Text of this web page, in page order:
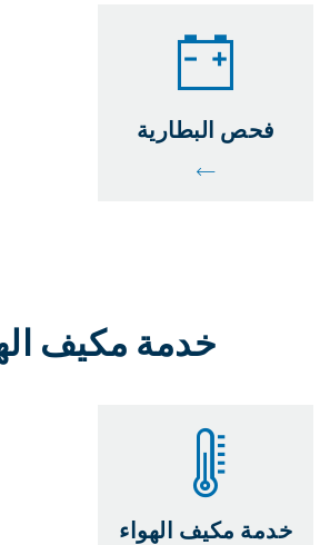
فحص البطارية
خدمة مكيف
خدمة مكيف الهواء